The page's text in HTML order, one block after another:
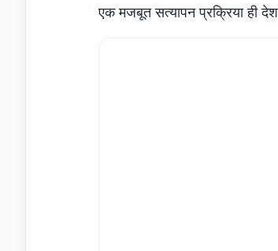
एक मजबूत सत्यापन प्रक्रिया ही